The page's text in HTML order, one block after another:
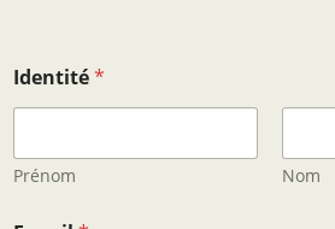
o
t
e
V
t
Identité*
Prénom Nom